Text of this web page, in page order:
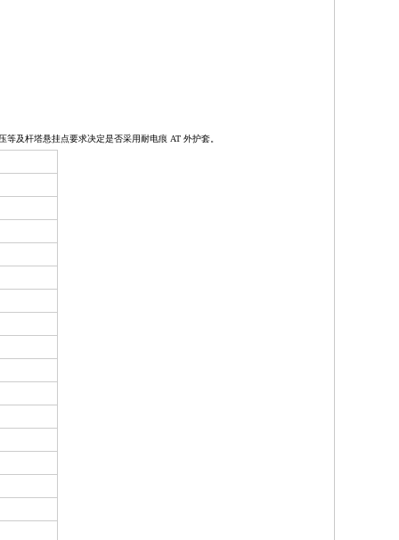
及杆塔悬挂点要求决定是否采用耐电痕 AT 外护套。